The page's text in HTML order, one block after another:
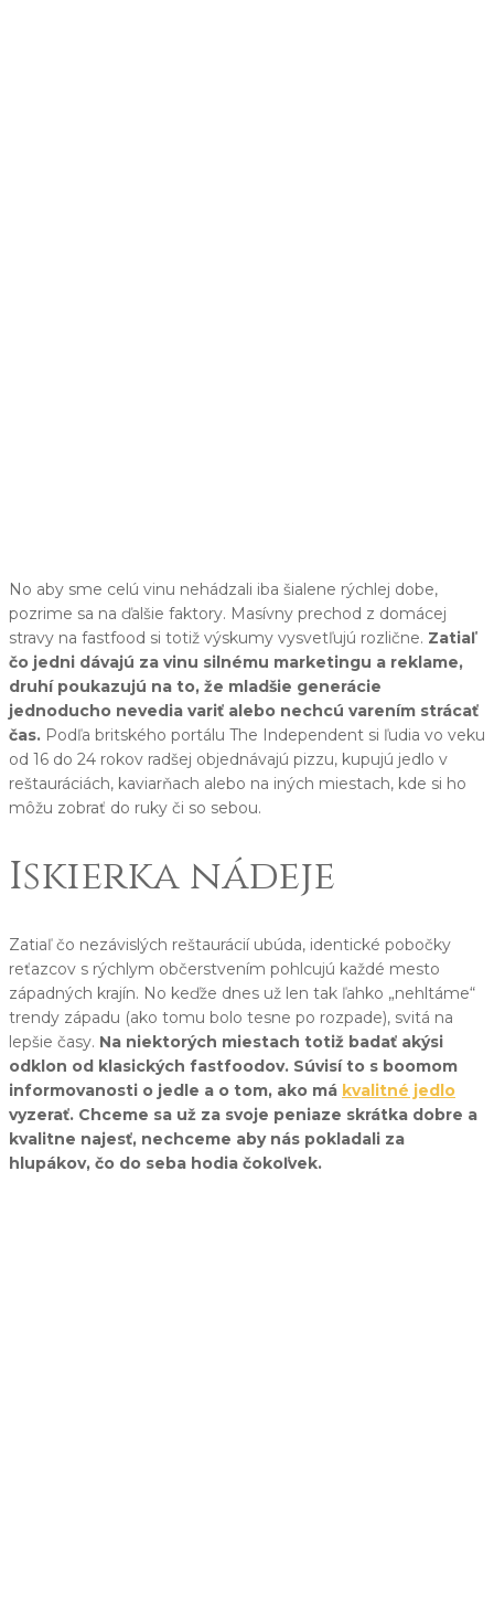
No aby sme celú vinu nehádzali iba šialene rýchlej dobe,
pozrime sa na ďalšie faktory. Masívny prechod z domácej
stravy na fastfood si totiž výskumy vysvetľujú rozlične. Zatiaľ
čo jedni dávajú za vinu silnému marketingu a reklame,
druhí poukazujú na to, že mladšie generácie
jednoducho nevedia variť alebo nechcú varením strácať
čas. Podľa britského portálu The Independent si ľudia vo veku
od 16 do 24 rokov radšej objednávajú pizzu, kupujú jedlo v
reštauráciách, kaviarňach alebo na iných miestach, kde si ho
môžu zobrať do ruky či so sebou.
Iskierka nádeje
Zatiaľ čo nezávislých reštaurácií ubúda, identické pobočky
reťazcov s rýchlym občerstvením pohlcujú každé mesto
západných krajín. No keďže dnes už len tak ľahko „nehltáme“
trendy západu (ako tomu bolo tesne po rozpade), svitá na
lepšie časy. Na niektorých miestach totiž badať akýsi
odklon od klasických fastfoodov. Súvisí to s boomom
informovanosti o jedle a o tom, ako má kvalitné jedlo
vyzerať. Chceme sa už za svoje peniaze skrátka dobre a
kvalitne najesť, nechceme aby nás pokladali za
hlupákov, čo do seba hodia čokoľvek.